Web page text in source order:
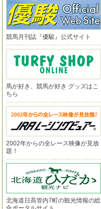
競馬月刊誌『優駿』公式サイト
馬が好き、競馬が好き グッズはこ
ちら
2002年からの全レース映像が見放
題！
北海道日高管内7町の観光情報の総